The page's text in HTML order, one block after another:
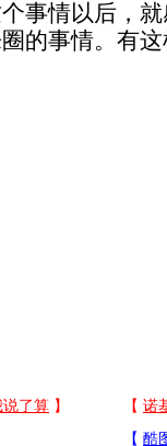
事情以后，
的事情。有